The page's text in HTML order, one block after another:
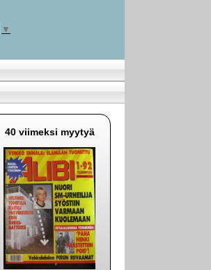
▼
40 viimeksi myytyä